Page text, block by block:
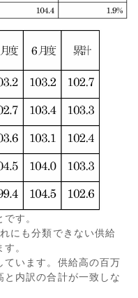
す。
にも分類できない供給
。
います。供給高の百万
内訳の合計が一致しな